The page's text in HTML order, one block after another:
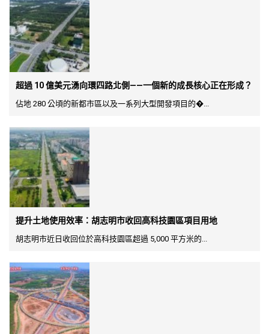
超過 10 億美元湧向環四路北側——一個新的成長核心正在形成？
佔地 280 公頃的新都市區以及一系列大型開發項目的�...
提升土地使用效率：胡志明市收回高科技園區項目用地
胡志明市近日收回位於高科技園區超過 5,000 平方米的...